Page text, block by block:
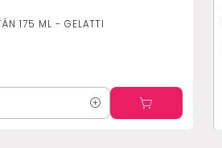
175 ML - GELATTI